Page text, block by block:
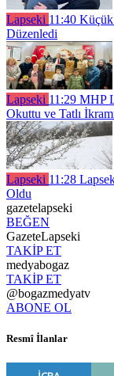
Lapseki 11:40 Küçük
Düzenledi
Lapseki 11:29 MHP
Okuttu ve Tatlı
Lapseki 11:28
Oldu
gazetelapseki
BEĞEN
GazeteLapseki
TAKİP ET
medyabogaz
TAKİP ET
@bogazmedyatv
ABONE OL
Resmî İlanlar